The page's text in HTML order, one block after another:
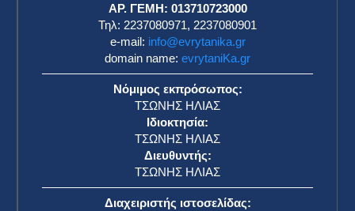
ΑΡ. ΓΕΜΗ: 013710723000
Τηλ: 2237080971, 2237080901
e-mail: info@evrytanika.gr
domain name: evrytaniKa.gr
Νόμιμος εκπρόσωπος:
ΤΣΩΝΗΣ ΗΛΙΑΣ
Ιδιοκτησία:
ΤΣΩΝΗΣ ΗΛΙΑΣ
Διευθυντής:
ΤΣΩΝΗΣ ΗΛΙΑΣ
Διαχειριστής ιστοσελίδας: